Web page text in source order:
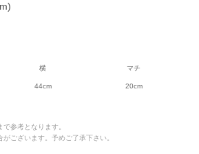
横 マチ
44cm 20cm
参考となります。
ございます。予めご了承下さい。